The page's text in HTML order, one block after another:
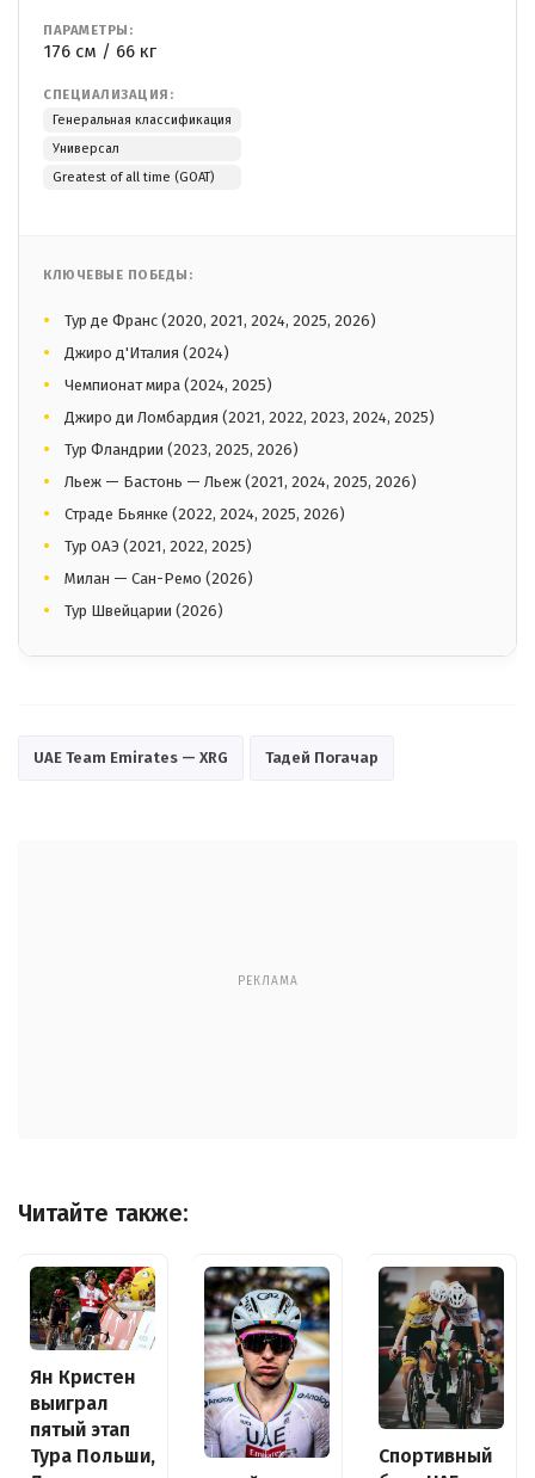
ПАРАМЕТРЫ:
176 см / 66 кг
СПЕЦИАЛИЗАЦИЯ:
Генеральная классификация
Универсал
Greatest of all time (GOAT)
КЛЮЧЕВЫЕ ПОБЕДЫ:
Тур де Франс (2020, 2021, 2024, 2025, 2026)
Джиро д'Италия (2024)
Чемпионат мира (2024, 2025)
Джиро ди Ломбардия (2021, 2022, 2023, 2024, 2025)
Тур Фландрии (2023, 2025, 2026)
Льеж — Бастонь — Льеж (2021, 2024, 2025, 2026)
Страде Бьянке (2022, 2024, 2025, 2026)
Тур ОАЭ (2021, 2022, 2025)
Милан — Сан-Ремо (2026)
Тур Швейцарии (2026)
UAE Team Emirates — XRG Тадей Погачар
РЕКЛАМА
Читайте также:
Ян Кристен
выиграл
пятый этап
Тура Польши,
Спортивный